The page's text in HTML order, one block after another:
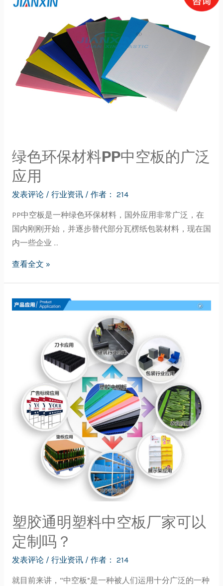
绿色环保材料PP中空板的广泛
应用
发表评论 / 行业资讯/ 作者： 214
PP中空板是一种绿色环保材料，国外应用非常广泛，在
国内刚刚开始，并逐步替代部分瓦楞纸包装材料，现在国
内一些企业 …
查看全文 »
塑胶通明塑料中空板厂家可以
定制吗？
发表评论 / 行业资讯/ 作者： 214
就目前来讲，“中空板”是一种被人们运用十分广泛的一种